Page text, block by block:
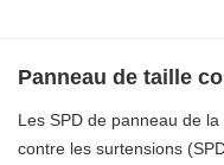
Panneau de taille
Les SPD de panneau de
contre les surtensions